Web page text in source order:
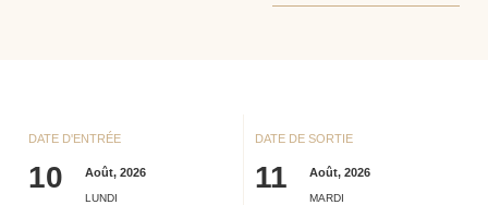
DATE D'ENTRÉE
10 Août, 2026
LUNDI
DATE DE SORTIE
11 Août, 2026
MARDI